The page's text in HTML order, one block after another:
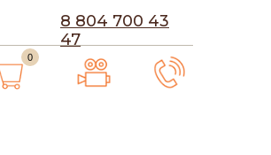
8 804 700 43
47
0